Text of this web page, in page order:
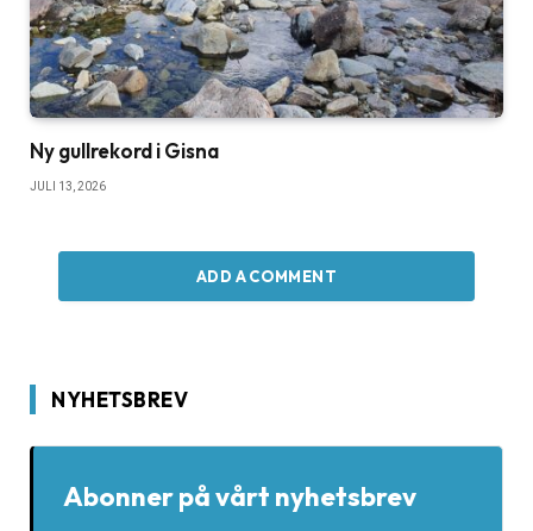
Ny gullrekord i Gisna
JULI 13, 2026
ADD A COMMENT
NYHETSBREV
Abonner på vårt nyhetsbrev